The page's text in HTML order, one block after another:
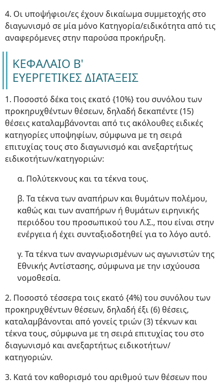
4. Οι υποψήφιοι/ες έχουν δικαίωμα συμμετοχής στο
διαγωνισμό σε μία μόνο Κατηγορία/ειδικότητα από τις
αναφερόμενες στην παρούσα προκήρυξη.
ΚΕΦΑΛΑΙΟ Β'
ΕΥΕΡΓΕΤΙΚΕΣ ΔΙΑΤΑΞΕΙΣ
1. Ποσοστό δέκα τοις εκατό {10%} του συνόλου των
προκηρυχθέντων θέσεων, δηλαδή δεκαπέντε (15)
θέσεις καταλαμβάνονται από τις ακόλουθες ειδικές
κατηγορίες υποψηφίων, σύμφωνα με τη σειρά
επιτυχίας τους στο διαγωνισμό και ανεξαρτήτως
ειδικοτήτων/κατηγοριών:
α. Πολύτεκνους και τα τέκνα τους.
β. Τα τέκνα των αναπήρων και θυμάτων πολέμου,
καθώς και των αναπήρων ή θυμάτων ειρηνικής
περιόδου του προσωπικού του Λ.Σ., που είναι στην
ενέργεια ή έχει συνταξιοδοτηθεί για το λόγο αυτό.
γ. Τα τέκνα των αναγνωρισμένων ως αγωνιστών της
Εθνικής Αντίστασης, σύμφωνα με την ισχύουσα
νομοθεσία.
2. Ποσοστό τέσσερα τοις εκατό {4%) του συνόλου των
προκηρυχθέντων θέσεων, δηλαδή έξι (6) θέσεις,
καταλαμβάνονται από γονείς τριών (3) τέκνων και
τέκνα τους, σύμφωνα με τη σειρά επιτυχίας του στο
διαγωνισμό και ανεξαρτήτως ειδικοτήτων/
κατηγοριών.
3. Κατά τον καθορισμό του αριθμού των θέσεων που